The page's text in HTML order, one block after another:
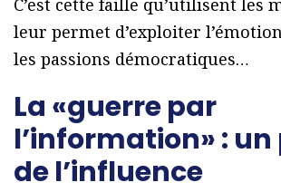
leur permet d’exploiter
les passions démocratiques…
La «guerre par
l’information» :
de l’influence